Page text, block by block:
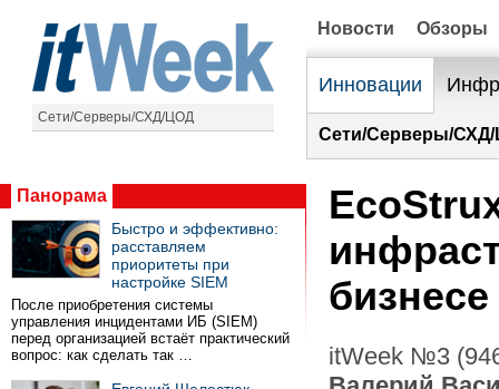
Сети/Серверы/СХД/ЦОД
Новости Обзоры
Инновации
Сети/Серверы/
Панорама
Быстро и эффективно:
расставляем
приоритеты при
настройке SIEM
После приобретения системы
управления инцидентами ИБ (SIEM)
перед организацией встаёт практический
вопрос: как сделать так …
бизнесе
itWeek №3